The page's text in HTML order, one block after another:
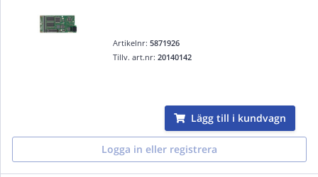
Artikelnr:5871926
Tillv. art.nr:20140142
Lägg till i kundvagn
Logga in eller registrera